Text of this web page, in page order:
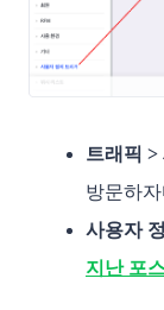
트래픽 >
방문하
사용자
지난 포